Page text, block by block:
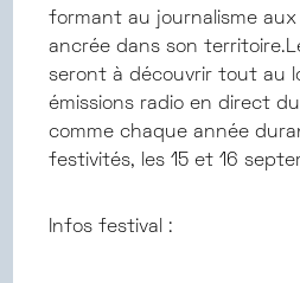
formant au journalisme aux
ancrée dans son
seront à découvrir tout au
émissions radio en direct
comme chaque année
festivités, les 15 et 16
Infos festival :